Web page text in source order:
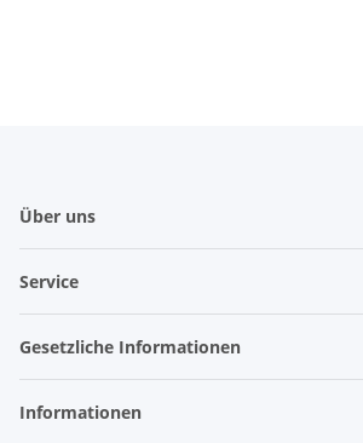
Über uns
Service
Gesetzliche Informationen
Informationen